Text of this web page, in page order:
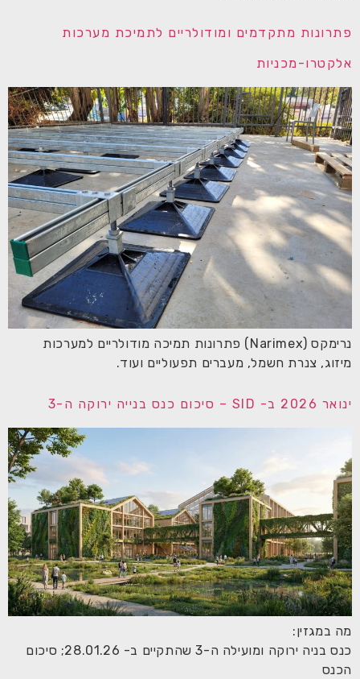
פתרונות מתקדמים ומודולריים לתמיכת מערכות
אלקטרו-מכניות
נרימקס (Narimex) פתרונות תמיכה מודולריים למערכות
מיזוג, צנרת חשמל, מעברים תפעוליים ועוד.
ינואר 2026 ב- SID – סיכום כנס בנייה ירוקה ה-3
מה במגזין:
כנס בניה ירוקה ומועילה ה-3 שהתקיים ב- 28.01.26; סיכום
הכנס